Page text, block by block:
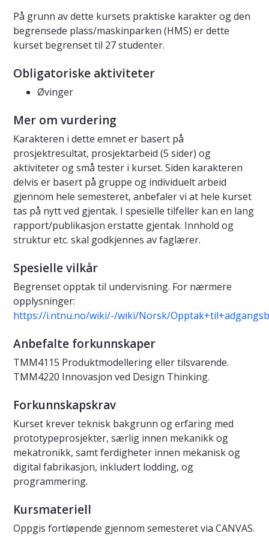
På grunn av dette kursets praktiske karakter og den
begrensede plass/maskinparken (HMS) er dette
kurset begrenset til 27 studenter.
Obligatoriske aktiviteter
Øvinger
Mer om vurdering
Karakteren i dette emnet er basert på
prosjektresultat, prosjektarbeid (5 sider) og
aktiviteter og små tester i kurset. Siden karakteren
delvis er basert på gruppe og individuelt arbeid
gjennom hele semesteret, anbefaler vi at hele kurset
tas på nytt ved gjentak. I spesielle tilfeller kan en lang
rapport/publikasjon erstatte gjentak. Innhold og
struktur etc. skal godkjennes av faglærer.
Spesielle vilkår
Begrenset opptak til undervisning. For nærmere
opplysninger:
https://i.ntnu.no/wiki/-/wiki/Norsk/
Anbefalte forkunnskaper
TMM4115 Produktmodellering eller tilsvarende.
TMM4220 Innovasjon ved Design Thinking.
Forkunnskapskrav
Kurset krever teknisk bakgrunn og erfaring med
prototypeprosjekter, særlig innen mekanikk og
mekatronikk, samt ferdigheter innen mekanisk og
digital fabrikasjon, inkludert lodding, og
programmering.
Kursmateriell
Oppgis fortløpende gjennom semesteret via CANVAS.